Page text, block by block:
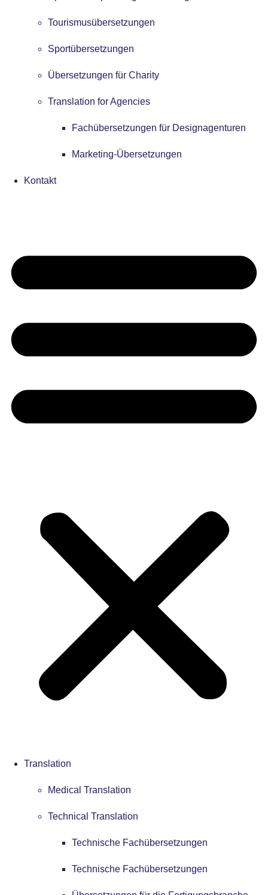
Tourismusübersetzungen
Sportübersetzungen
Übersetzungen für Charity
Translation for Agencies
Fachübersetzungen für Designagenturen
Marketing-Übersetzungen
Kontakt
Translation
Medical Translation
Technical Translation
Technische Fachübersetzungen
Technische Fachübersetzungen